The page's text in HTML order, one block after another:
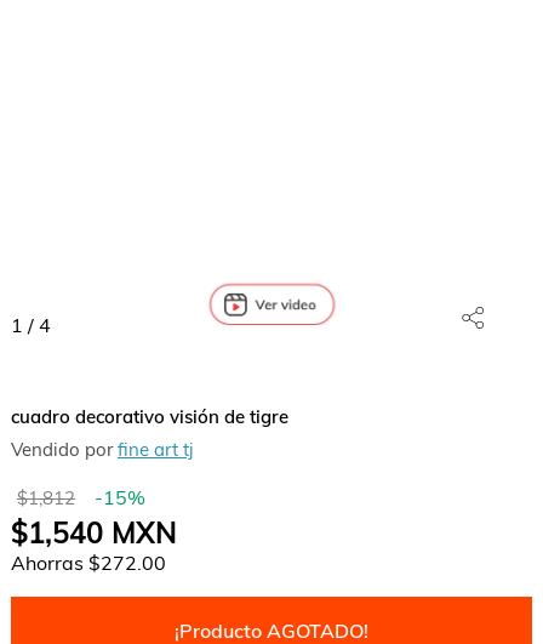
1 / 4
cuadro decorativo visión de tigre
Vendido porfine art tj
$1,812 -15%
$1,540MXN
Ahorras $272.00
¡Producto AGOTADO!